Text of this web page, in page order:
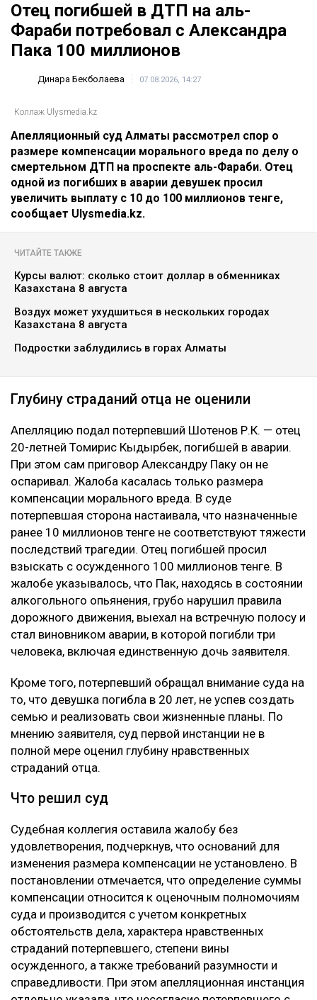
Отец погибшей в ДТП на аль-
Фараби потребовал с Александра
Пака 100 миллионов
Динара Бекболаева 07.08.2026, 14:27
Коллаж Ulysmedia.kz
Апелляционный суд Алматы рассмотрел спор о
размере компенсации морального вреда по делу о
смертельном ДТП на проспекте аль-Фараби. Отец
одной из погибших в аварии девушек просил
увеличить выплату с 10 до 100 миллионов тенге,
сообщает Ulysmedia.kz.
ЧИТАЙТЕ ТАКЖЕ
Курсы валют: сколько стоит доллар в обменниках
Казахстана 8 августа
Воздух может ухудшиться в нескольких городах
Казахстана 8 августа
Подростки заблудились в горах Алматы
Глубину страданий отца не оценили
Апелляцию подал потерпевший Шотенов Р.К. — отец
20-летней Томирис Кыдырбек, погибшей в аварии.
При этом сам приговор Александру Паку он не
оспаривал. Жалоба касалась только размера
компенсации морального вреда. В суде
потерпевшая сторона настаивала, что назначенные
ранее 10 миллионов тенге не соответствуют тяжести
последствий трагедии. Отец погибшей просил
взыскать с осужденного 100 миллионов тенге. В
жалобе указывалось, что Пак, находясь в состоянии
алкогольного опьянения, грубо нарушил правила
дорожного движения, выехал на встречную полосу и
стал виновником аварии, в которой погибли три
человека, включая единственную дочь заявителя.
Кроме того, потерпевший обращал внимание суда на
то, что девушка погибла в 20 лет, не успев создать
семью и реализовать свои жизненные планы. По
мнению заявителя, суд первой инстанции не в
полной мере оценил глубину нравственных
страданий отца.
Что решил суд
Судебная коллегия оставила жалобу без
удовлетворения, подчеркнув, что оснований для
изменения размера компенсации не установлено. В
постановлении отмечается, что определение суммы
компенсации относится к оценочным полномочиям
суда и производится с учетом конкретных
обстоятельств дела, характера нравственных
страданий потерпевшего, степени вины
осужденного, а также требований разумности и
справедливости. При этом апелляционная инстанция